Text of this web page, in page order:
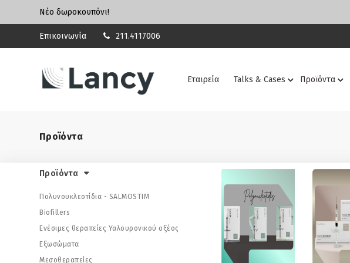
Νέο δωροκουπόνι!
Επικοινωνία 211.4117006
Εταιρεία Talks & Cases Προϊόντα
Προϊόντα
Προϊόντα
Πολυνουκλεοτίδια - SALMOSTIM
Biofillers
Ενέσιμες θεραπείες Υαλουρονικού οξέος
Εξωσώματα
Μεσοθεραπείες